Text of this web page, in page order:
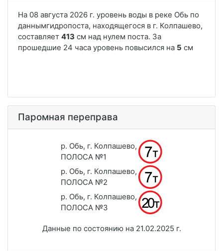
Паромная переправа
р. Обь, г. Колпашево,
ПОЛОСА №1
р. Обь, г. Колпашево,
ПОЛОСА №2
р. Обь, г. Колпашево,
ПОЛОСА №3
Данные по состоянию на 21.02.2025 г.